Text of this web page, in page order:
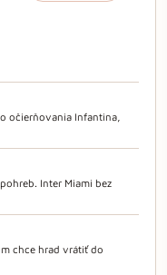
očierňovania Infantina,
Inter Miami bez
chce hrad vrátiť do